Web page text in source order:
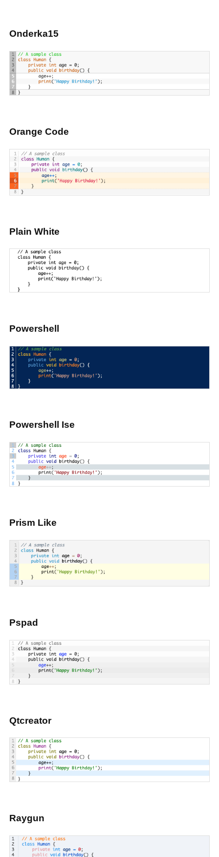
Onderka15
Orange Code
Plain White
Powershell
Powershell Ise
Prism Like
Pspad
Qtcreator
Raygun